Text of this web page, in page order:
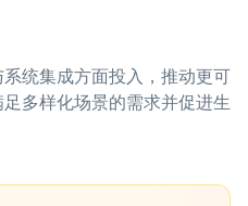
统集成方面投入，推动更可
多样化场景的需求并促进生